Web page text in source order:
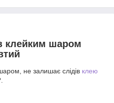
клейким шаром
не залишає слідів клею